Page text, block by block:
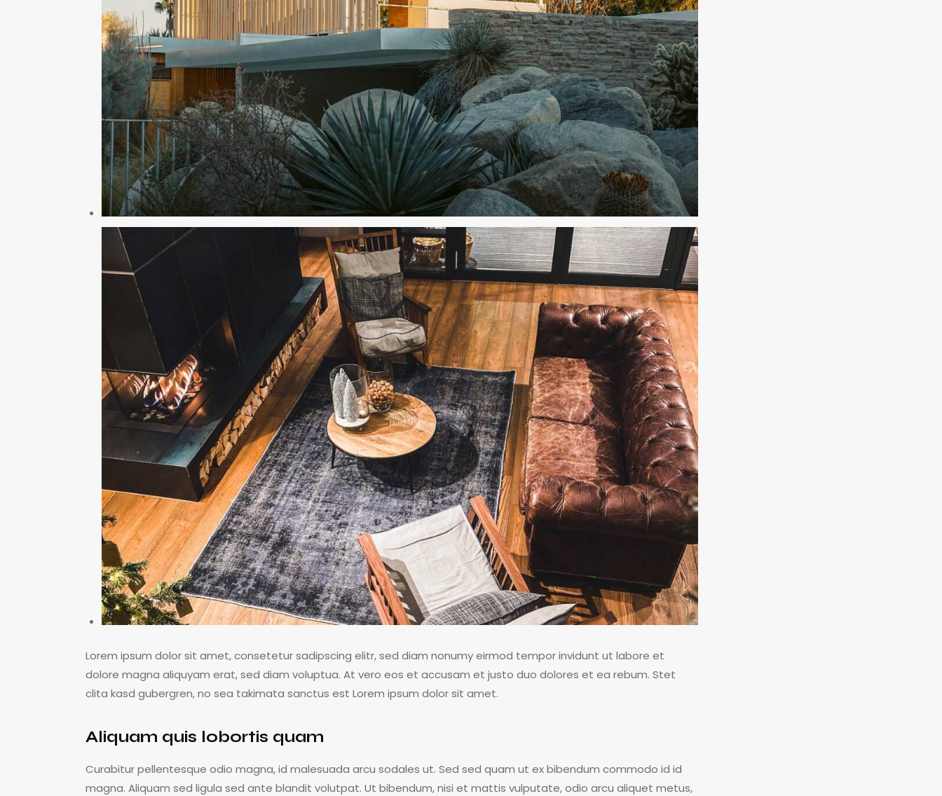
Lorem ipsum dolor sit amet, consetetur sadipscing elitr, sed diam nonumy eirmod tempor invidunt ut labore et
dolore magna aliquyam erat, sed diam voluptua. At vero eos et accusam et justo duo dolores et ea rebum. Stet
clita kasd gubergren, no sea takimata sanctus est Lorem ipsum dolor sit amet.
Aliquam quis lobortis quam
Curabitur pellentesque odio magna, id malesuada arcu sodales ut. Sed sed quam ut ex bibendum commodo id id
magna. Aliquam sed ligula sed ante blandit volutpat. Ut bibendum, nisi et mattis vulputate, odio arcu aliquet metus,